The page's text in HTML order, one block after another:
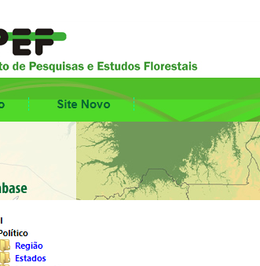
Mapa Digital da Amazônia Legal –
Estados e Municípios – PowerPoint
Adicionar ao carrinho